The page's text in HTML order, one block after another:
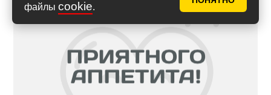
файлы cookie.